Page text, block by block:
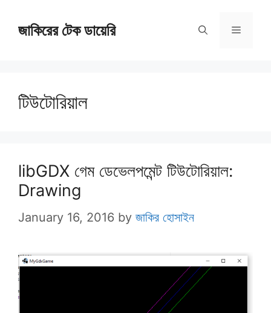
জাকিরের টেক ডায়েরি Menu
টিউটোরিয়াল
libGDX গেম ডেভেলপমেন্ট টিউটোরিয়াল:
Drawing
January 16, 2016 by জাকির হোসাইন